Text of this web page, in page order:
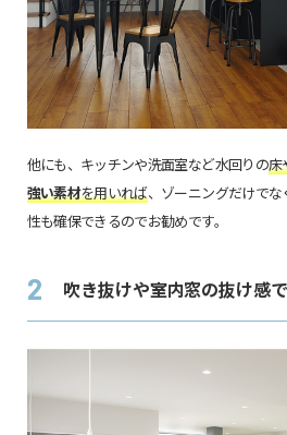
他にも、キッチンや洗面室など水回りの床
強い素材を用いれば、ゾーニングだけで
性も確保できるのでお勧めです。
2 吹き抜けや室内窓の抜け感